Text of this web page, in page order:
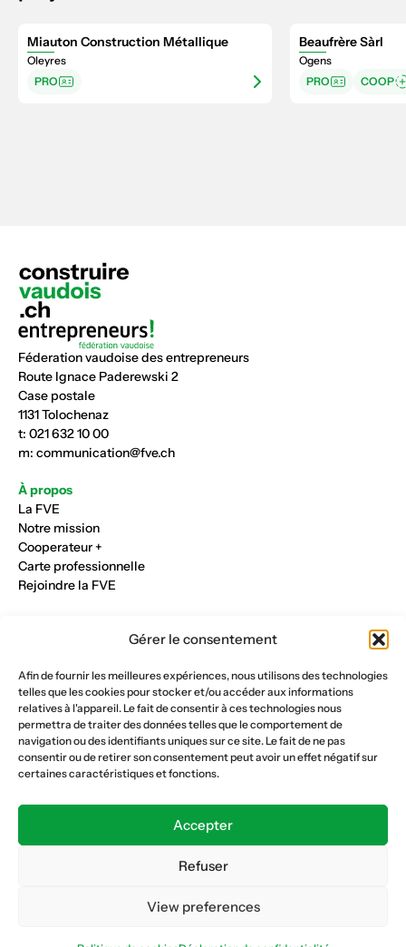
Gérer le consentement
Afin de fournir les meilleures expériences, nous utilisons des technologies
telles que les cookies pour stocker et/ou accéder aux informations
relatives à l'appareil. Le fait de consentir à ces technologies nous
permettra de traiter des données telles que le comportement de
navigation ou des identifiants uniques sur ce site. Le fait de ne pas
consentir ou de retirer son consentement peut avoir un effet négatif sur
certaines caractéristiques et fonctions.
Accepter
Refuser
View preferences
Miauton Construction Métallique
Oleyres
PRO
Beaufrère Sàrl
Ogens
PRO
COOP
Féderation vaudoise des entrepreneurs
Route Ignace Paderewski 2
Case postale
1131 Tolochenaz
t: 021 632 10 00
m: communication@fve.ch
À propos
La FVE
Notre mission
Cooperateur +
Carte professionnelle
Rejoindre la FVE
Maçonnerie et génie civil
Parqueterie et sols
Menuiserie et bois
Plâtrerie et peinture
Nous suivre
Formation continue
Caisse AVS 66.1